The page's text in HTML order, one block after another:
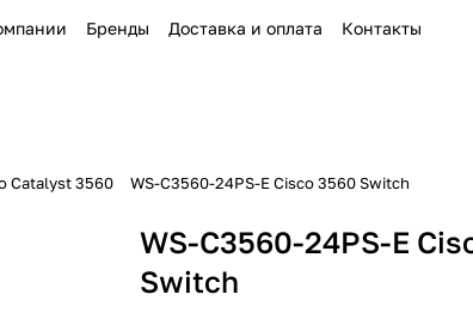
Бренды Доставка и оплата Контакты
Catalyst 3560 WS-C3560-24PS-E Cisco 3560 Switch
WS-C3560-24PS-E
Switch